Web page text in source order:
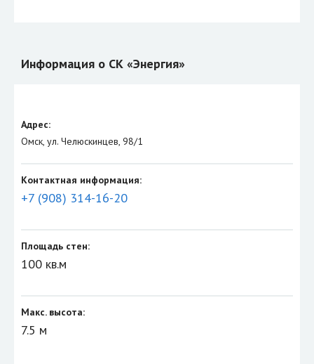
Информация о СК «Энергия»
Адрес:
Омск, ул. Челюскинцев, 98/1
Контактная информация:
+7 (908) 314-16-20
Площадь стен:
100 кв.м
Макс. высота:
7.5 м